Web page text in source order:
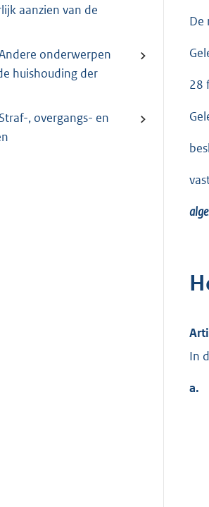
aanzien van de
onderwerpen
huishouding der
, overgangs- en
De
28
In
a.